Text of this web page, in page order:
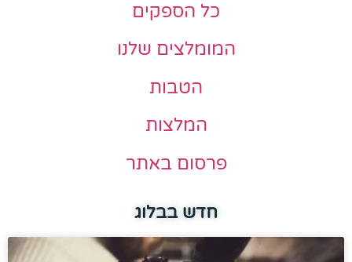
כל הספקים
המומלצים שלנו
הטבות
המלצות
פרסום באתר
חדש בבלוג